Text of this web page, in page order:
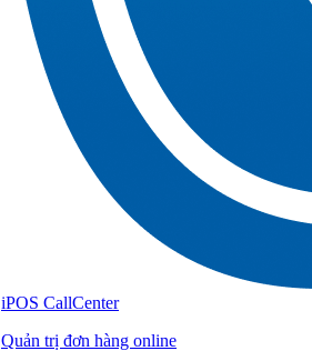
iPOS CallCenter
Quản trị đơn hàng online